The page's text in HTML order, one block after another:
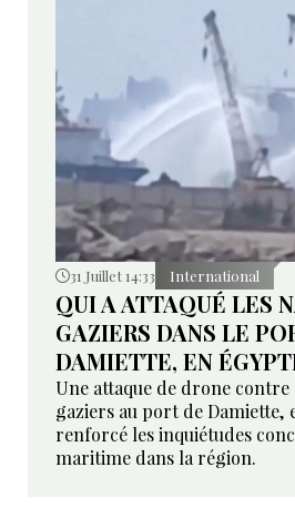
31 Juillet 14:33 International
QUI A ATTAQUÉ LES
GAZIERS DANS LE
DAMIETTE, EN
Une attaque de drone contre
gaziers au port de Damiette,
renforcé les inquiétudes
maritime dans la région.